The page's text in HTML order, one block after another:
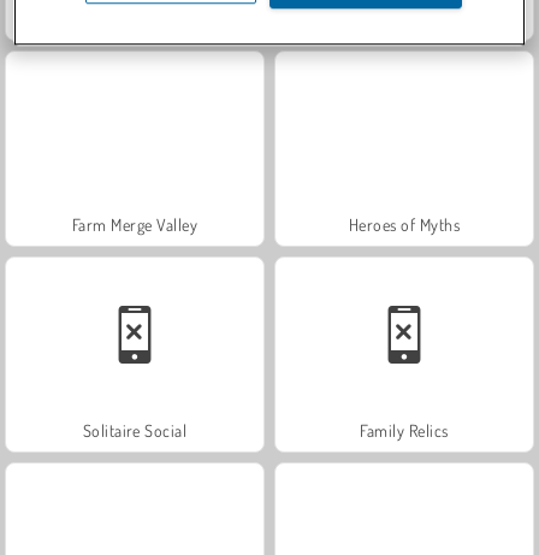
Farm Merge Valley Heroes of Myths
Solitaire Social Family Relics